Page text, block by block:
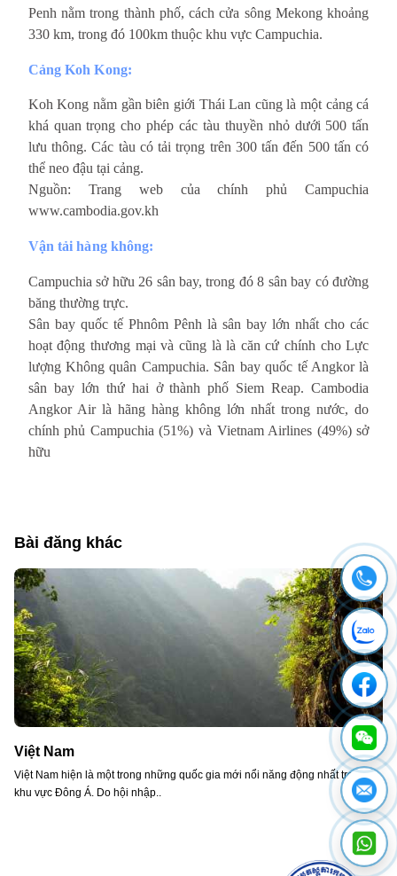
Penh nằm trong thành phố, cách cửa sông Mekong khoảng
330 km, trong đó 100km thuộc khu vực Campuchia.
Cảng Koh Kong:
Koh Kong nằm gần biên giới Thái Lan cũng là một cảng cá
khá quan trọng cho phép các tàu thuyền nhỏ dưới 500 tấn
lưu thông. Các tàu có tải trọng trên 300 tấn đến 500 tấn có
thể neo đậu tại cảng.
Nguồn: Trang web của chính phủ Campuchia
www.cambodia.gov.kh
Vận tải hàng không:
Campuchia sở hữu 26 sân bay, trong đó 8 sân bay có đường
băng thường trực.
Sân bay quốc tế Phnôm Pênh là sân bay lớn nhất cho các
hoạt động thương mại và cũng là là căn cứ chính cho Lực
lượng Không quân Campuchia. Sân bay quốc tế Angkor là
sân bay lớn thứ hai ở thành phố Siem Reap. Cambodia
Angkor Air là hãng hàng không lớn nhất trong nước, do
chính phủ Campuchia (51%) và Vietnam Airlines (49%) sở
hữu
Bài đăng khác
Việt Nam
Việt Nam hiện là một trong những quốc gia mới nổi năng động nhất trong
khu vực Đông Á. Do hội nhập..